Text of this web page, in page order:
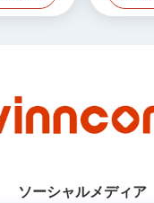
ソーシャルメディア